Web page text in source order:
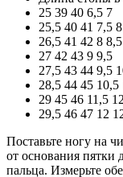
25 39 40 6,5 7
25,5 40 41 7,5 8
26,5 41 42 8 8,5
27 42 43 9 9,5
27,5 43 44 9,5
28,5 44 45 10,5
29 45 46 11,5 12
29,5 46 47 12
Поставьте ногу на
от основания пятки
пальца. Измерьте